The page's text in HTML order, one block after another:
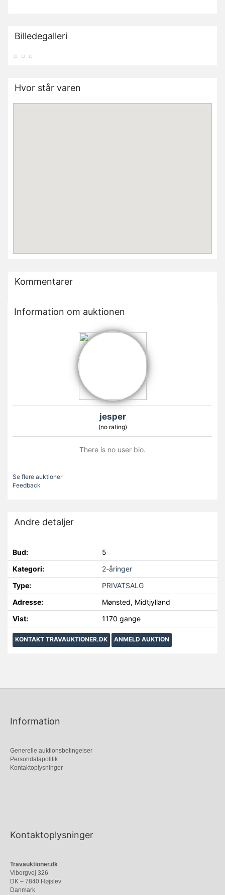
Billedegalleri
Hvor står varen
Kommentarer
Information om auktionen
jesper
(no rating)
There is no user bio.
Se flere auktioner
Feedback
Andre detaljer
Bud:
5
Kategori:
2-åringer
Type:
PRIVATSALG
Adresse:
Mønsted, Midtjylland
Vist:
1170 gange
KONTAKT TRAVAUKTIONER.DK ANMELD AUKTION
Information
Generelle auktionsbetingelser
Persondatapolitik
Kontaktoplysninger
Kontaktoplysninger
Travauktioner.dk
Viborgvej 326
DK – 7840 Højslev
Danmark